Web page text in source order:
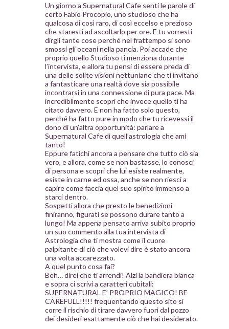
Un giorno a Supernatural Cafe senti le parole di
certo Fabio Procopio, uno studioso che ha
qualcosa di così raro, di così eccelso e prezioso
che staresti ad ascoltarlo per ore. E tu vorresti
dirgli tante cose perché nel frattempo si sono
smossi gli oceani nella pancia. Poi accade che
proprio quello Studioso ti menziona durante
l’intervista, e allora tu pensi di essere preda di
una delle solite visioni nettuniane che ti invitano
a fantasticare una realtà dove sia possibile
incontrarsi in una connessione di pura pace. Ma
incredibilmente scopri che invece quello ti ha
citato davvero. E non ha fatto solo questo,
perché ha fatto pure in modo che tu ricevessi il
dono di un’altra opportunità: parlare a
Supernatural Cafe di quell’astrologia che ami
tanto!
Eppure fatichi ancora a pensare che tutto ciò sia
vero, e allora, come se non bastasse, lo conosci
di persona e scopri che lui esiste realmente,
esiste in carne ed ossa, anche se non riesci a
capire come faccia quel suo spirito immenso a
starci dentro.
Sospetti allora che presto le benedizioni
finiranno, figurati se possono durare tanto a
lungo! Ma appena pensato arriva subito proprio
un suo commento alla tua intervista di
Astrologia che ti mostra come il cuore
palpitante di ciò che volevi dire è stato ancora
una volta accarezzato.
A quel punto cosa fai?
Beh… direi che ti arrendi! Alzi la bandiera bianca
e sopra ci scrivi a caratteri cubitali:
SUPERNATURAL E’ PROPRIO MAGICO! BE
CAREFULL!!!!! frequentando questo sito si
corre il rischio di tirare davvero fuori dal pozzo
dei desideri esattamente ciò che hai desiderato.